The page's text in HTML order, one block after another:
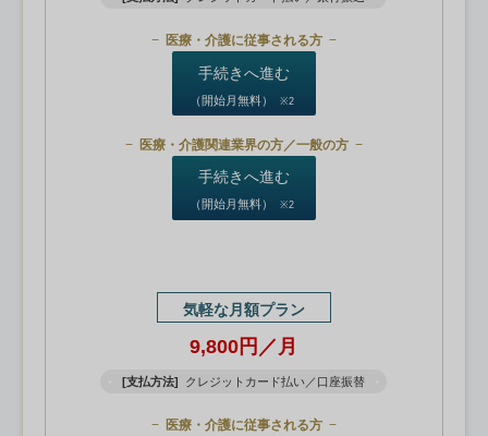
医療・介護に従事される方
手続きへ進む
（開始月無料） ※2
医療・介護関連業界の方／一般の方
手続きへ進む
（開始月無料） ※2
気軽な月額プラン
9,800円／月
[支払方法] クレジットカード払い／口座振替
医療・介護に従事される方